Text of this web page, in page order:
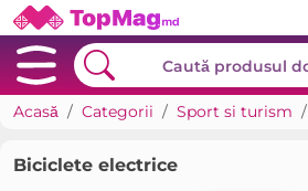
Acasă Categorii Sport si turism
Biciclete electrice